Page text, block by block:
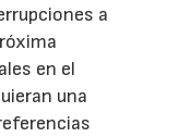
a
en el
una